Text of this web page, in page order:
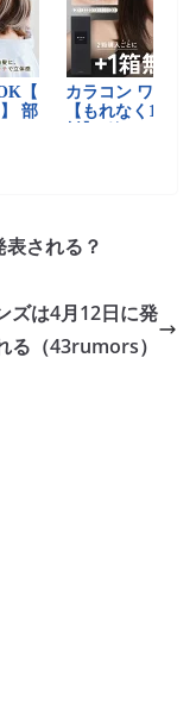
される？
ズは4月12日に発
る（43rumors）